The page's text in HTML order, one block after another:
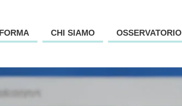
CHI SIAMO OSSERVATORIO